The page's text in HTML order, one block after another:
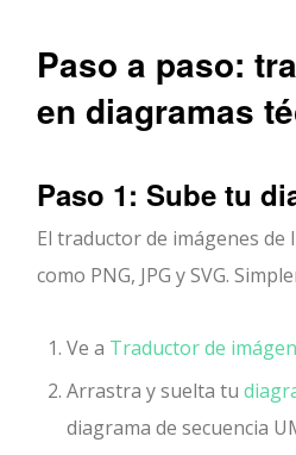
Paso a paso:
en diagramas
Paso 1: Sube tu
El traductor de imágenes de
como PNG, JPG y SVG.
Ve a Traductor de
Arrastra y suelta tu
diagrama de secuencia